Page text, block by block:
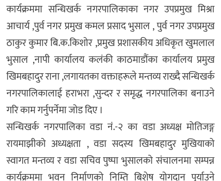
कार्यक्रममा सन्धिखर्क नगरपालिकाका नगर उपप्रमुख मिश्रा
आचार्य ,पुर्व नगर प्रमुख कमल प्रसाद भुसाल , पुर्व नगर उपप्रमुख
ठाकुर कुमार बि.क.किशोर ,प्रमुख प्रशासकीय अधिकृत खुमलाल
भुसाल ,नापी कार्यालय कलंकी काठमाडौंका कार्यालय प्रमुख
खिमबहादुर राना ,लगायतका वक्ताहरूले मन्तव्य राख्दै सन्धिखर्क
नगरपालिकालाई हराभरा ,सुन्दर र समृद्ध नगरपालिका बनाउने
गरि काम गर्नुपर्नेमा जोड दिए ।
सन्धिखर्क नगरपालिका वडा नं.-२ का वडा अध्यक्ष म‍‍ोतिजङ्ग
रायमाझीको अध्यक्षता , वडा सदस्य खिमबहादुर मुखियाको
स्वागत मन्तव्य र वडा सचिव पुष्पा भुसालको संचालनमा सम्पन्न
कार्यक्रममा भवन निर्माणको निम्ति बिशेष योगदान पुर्याउने